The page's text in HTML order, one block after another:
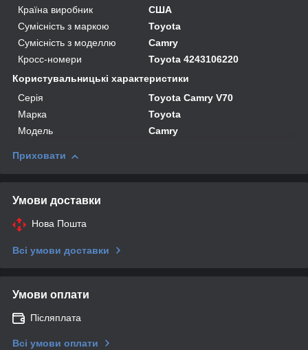
Країна виробник
США
Сумісність з маркою
Toyota
Сумісність з моделлю
Camry
Кросс-номери
Toyota 4243106220
Користувальницькі характеристики
Серія
Toyota Camry V70
Марка
Toyota
Модель
Camry
Приховати
Умови доставки
Нова Пошта
Всі умови доставки
Умови оплати
Післяплата
Всі умови оплати